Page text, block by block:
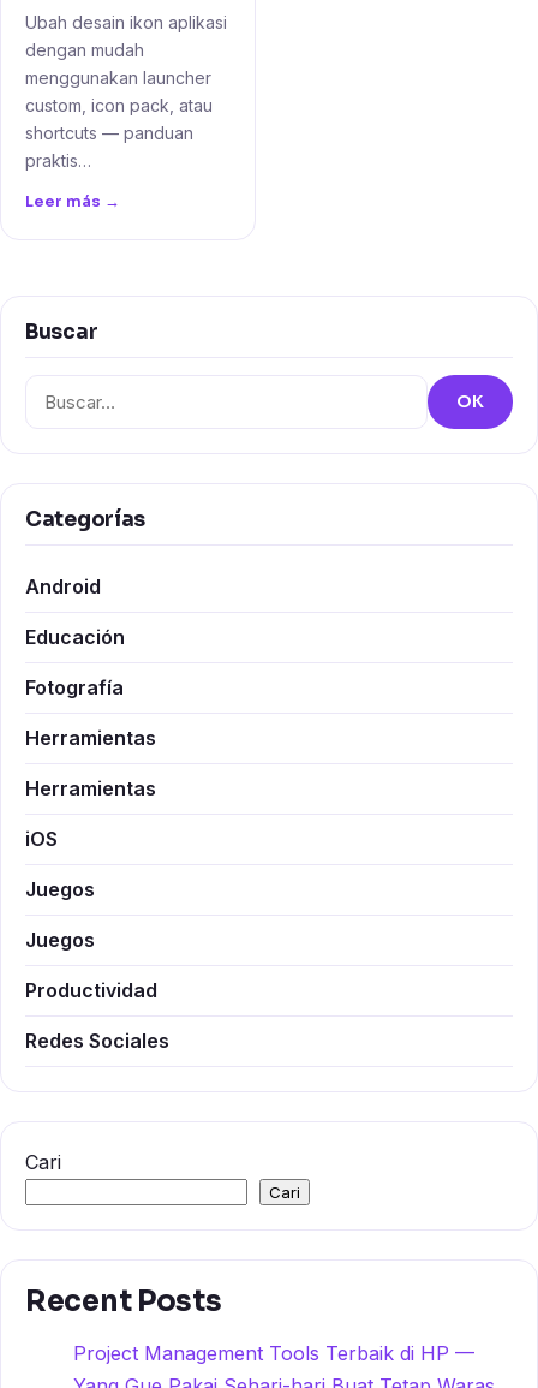
Ubah desain ikon aplikasi
dengan mudah
menggunakan launcher
custom, icon pack, atau
shortcuts — panduan
praktis…
Leer más →
Buscar
Buscar:
OK
Categorías
Android
Educación
Fotografía
Herramientas
Herramientas
iOS
Juegos
Juegos
Productividad
Redes Sociales
Cari
Cari
Recent Posts
Project Management Tools Terbaik di HP —